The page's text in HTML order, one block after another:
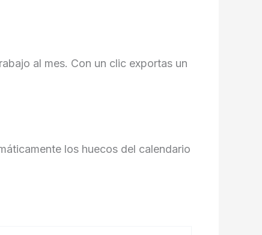
al mes. Con un clic exportas un
los huecos del calendario